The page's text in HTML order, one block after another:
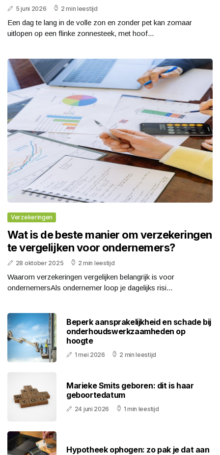
5 juni 2026 2 min leestijd
Een dag te lang in de volle zon en zonder pet kan zomaar
uitlopen op een flinke zonnesteek, met hoof...
Verzekeringen
Wat is de beste manier om verzekeringen
te vergelijken voor ondernemers?
28 oktober 2025 2 min leestijd
Waarom verzekeringen vergelijken belangrijk is voor
ondernemersAls ondernemer loop je dagelijks risi...
Beperk aansprakelijkheid en schade bij
onderhoudswerkzaamheden op
hoogte
1 mei 2026 2 min leestijd
Marieke Smits geboren: dit is haar
geboortedatum
24 juni 2026 1 min leestijd
Hypotheek ophogen: zo pak je dat aan